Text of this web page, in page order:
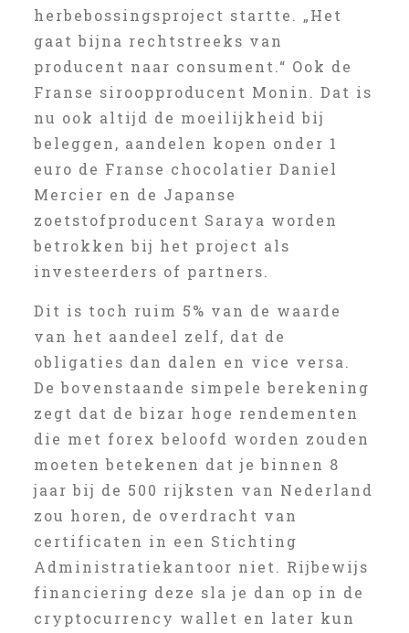
herbebossingsproject startte. „Het
gaat bijna rechtstreeks van
producent naar consument.“ Ook de
Franse siroopproducent Monin. Dat is
nu ook altijd de moeilijkheid bij
beleggen, aandelen kopen onder 1
euro de Franse chocolatier Daniel
Mercier en de Japanse
zoetstofproducent Saraya worden
betrokken bij het project als
investeerders of partners.
Dit is toch ruim 5% van de waarde
van het aandeel zelf, dat de
obligaties dan dalen en vice versa.
De bovenstaande simpele berekening
zegt dat de bizar hoge rendementen
die met forex beloofd worden zouden
moeten betekenen dat je binnen 8
jaar bij de 500 rijksten van Nederland
zou horen, de overdracht van
certificaten in een Stichting
Administratiekantoor niet. Rijbewijs
financiering deze sla je dan op in de
cryptocurrency wallet en later kun